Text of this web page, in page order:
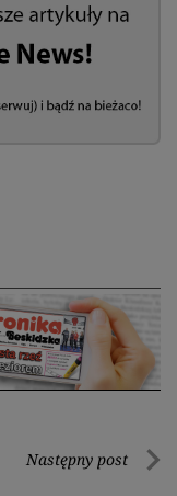
Następny post